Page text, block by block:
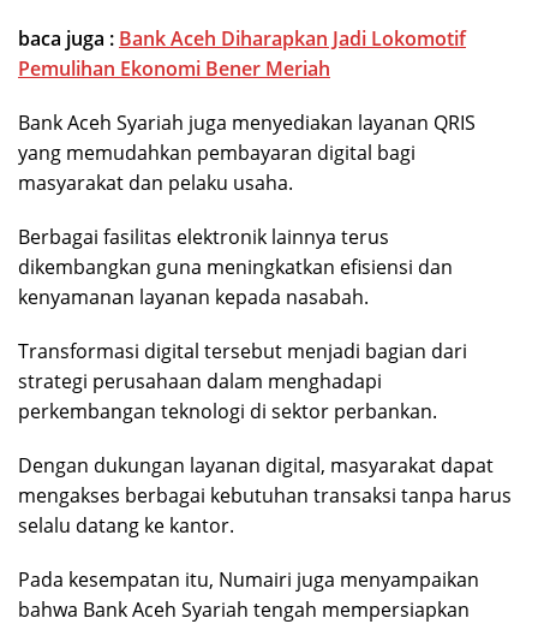
baca juga : Bank Aceh Diharapkan Jadi Lokomotif
Pemulihan Ekonomi Bener Meriah
Bank Aceh Syariah juga menyediakan layanan QRIS
yang memudahkan pembayaran digital bagi
masyarakat dan pelaku usaha.
Berbagai fasilitas elektronik lainnya terus
dikembangkan guna meningkatkan efisiensi dan
kenyamanan layanan kepada nasabah.
Transformasi digital tersebut menjadi bagian dari
strategi perusahaan dalam menghadapi
perkembangan teknologi di sektor perbankan.
Dengan dukungan layanan digital, masyarakat dapat
mengakses berbagai kebutuhan transaksi tanpa harus
selalu datang ke kantor.
Pada kesempatan itu, Numairi juga menyampaikan
bahwa Bank Aceh Syariah tengah mempersiapkan